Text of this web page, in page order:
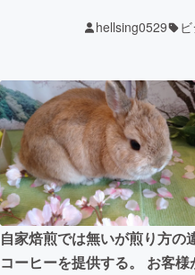
ターン
ジェクト
アート・写真
テクノロジー・ガ
映像・映画
ビジネス・起業
hellsing0529
自家焙煎では無いが煎り方の
コーヒーを提供する。 お客様